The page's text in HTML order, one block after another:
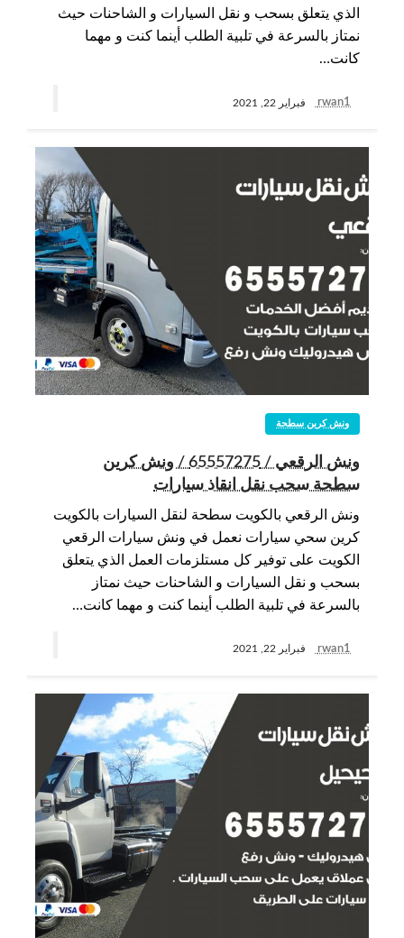
الذي يتعلق بسحب و نقل السيارات و الشاحنات حيث
نمتاز بالسرعة في تلبية الطلب أينما كنت و مهما
كانت…
rwan1 فبراير 22, 2021
ونش كرين سطحة
ونش الرقعي / 65557275 / ونش كرين
سطحة سحب نقل انقاذ سيارات
ونش الرقعي بالكويت سطحة لنقل السيارات بالكويت
كرين سحي سيارات نعمل في ونش سيارات الرقعي
الكويت على توفير كل مستلزمات العمل الذي يتعلق
بسحب و نقل السيارات و الشاحنات حيث نمتاز
بالسرعة في تلبية الطلب أينما كنت و مهما كانت…
rwan1 فبراير 22, 2021